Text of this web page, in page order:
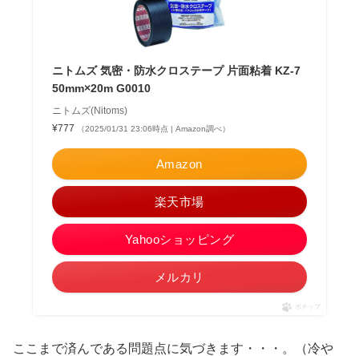
ニトムズ 気密・防水クロステープ 片面粘着 KZ‐7
50mm×20m G0010
ニトムズ(Nitoms)
¥777
（2025/01/31 23:06時点 | Amazon調べ）
Amazon
楽天市場
Yahooショッピング
メルカリ
ポチップ
ここまで済んである問題点に気づきます・・・。（冷や